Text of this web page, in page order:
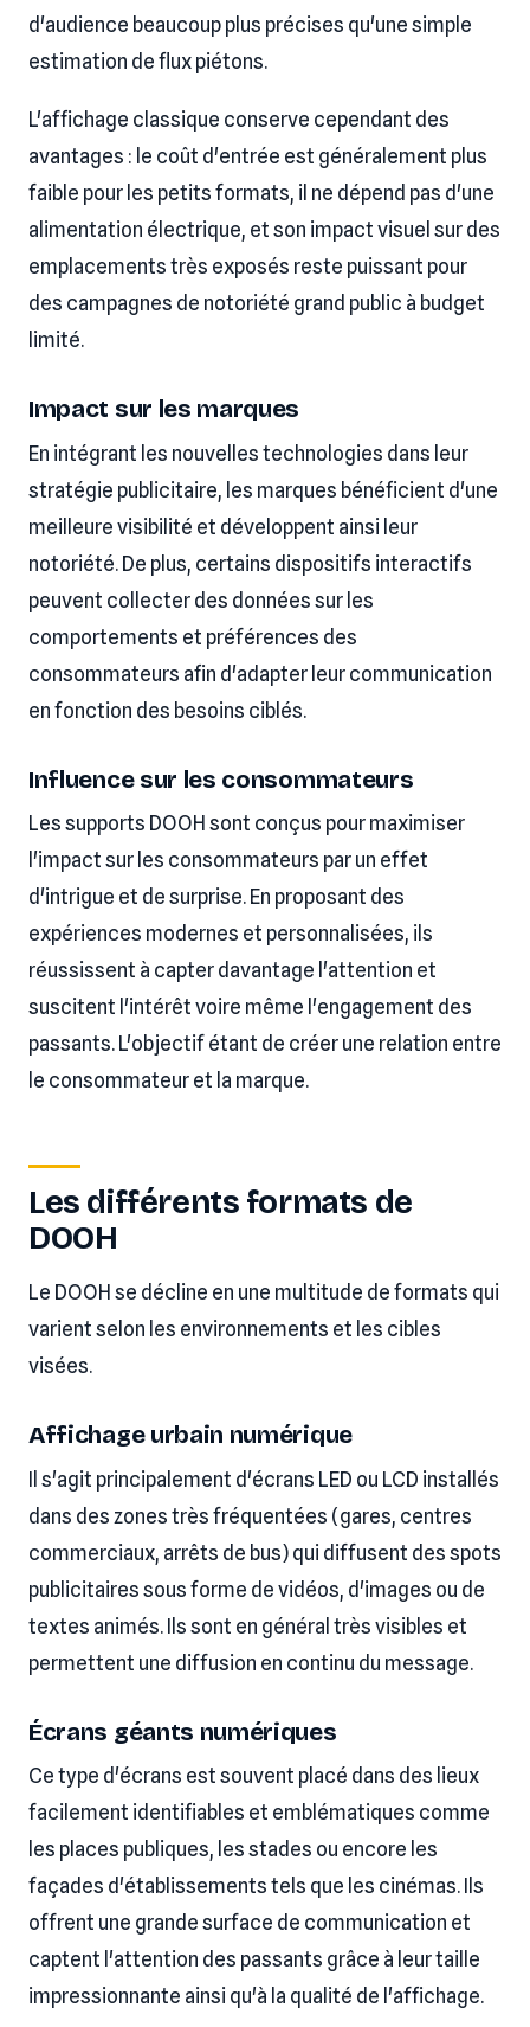
d'audience beaucoup plus précises qu'une simple
estimation de flux piétons.
L'affichage classique conserve cependant des
avantages : le coût d'entrée est généralement plus
faible pour les petits formats, il ne dépend pas d'une
alimentation électrique, et son impact visuel sur des
emplacements très exposés reste puissant pour
des campagnes de notoriété grand public à budget
limité.
Impact sur les marques
En intégrant les nouvelles technologies dans leur
stratégie publicitaire, les marques bénéficient d'une
meilleure visibilité et développent ainsi leur
notoriété. De plus, certains dispositifs interactifs
peuvent collecter des données sur les
comportements et préférences des
consommateurs afin d'adapter leur communication
en fonction des besoins ciblés.
Influence sur les consommateurs
Les supports DOOH sont conçus pour maximiser
l'impact sur les consommateurs par un effet
d'intrigue et de surprise. En proposant des
expériences modernes et personnalisées, ils
réussissent à capter davantage l'attention et
suscitent l'intérêt voire même l'engagement des
passants. L'objectif étant de créer une relation entre
le consommateur et la marque.
Les différents formats de
DOOH
Le DOOH se décline en une multitude de formats qui
varient selon les environnements et les cibles
visées.
Affichage urbain numérique
Il s'agit principalement d'écrans LED ou LCD installés
dans des zones très fréquentées (gares, centres
commerciaux, arrêts de bus) qui diffusent des spots
publicitaires sous forme de vidéos, d'images ou de
textes animés. Ils sont en général très visibles et
permettent une diffusion en continu du message.
Écrans géants numériques
Ce type d'écrans est souvent placé dans des lieux
facilement identifiables et emblématiques comme
les places publiques, les stades ou encore les
façades d'établissements tels que les cinémas. Ils
offrent une grande surface de communication et
captent l'attention des passants grâce à leur taille
impressionnante ainsi qu'à la qualité de l'affichage.